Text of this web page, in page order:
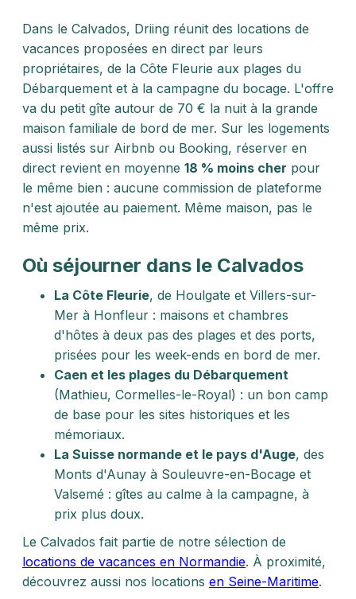
Dans le Calvados, Driing réunit des locations de
vacances proposées en direct par leurs
propriétaires, de la Côte Fleurie aux plages du
Débarquement et à la campagne du bocage. L'offre
va du petit gîte autour de 70 € la nuit à la grande
maison familiale de bord de mer. Sur les logements
aussi listés sur Airbnb ou Booking, réserver en
direct revient en moyenne 18 % moins cher pour
le même bien : aucune commission de plateforme
n'est ajoutée au paiement. Même maison, pas le
même prix.
Où séjourner dans le Calvados
La Côte Fleurie, de Houlgate et Villers-sur-
Mer à Honfleur : maisons et chambres
d'hôtes à deux pas des plages et des ports,
prisées pour les week-ends en bord de mer.
Caen et les plages du Débarquement
(Mathieu, Cormelles-le-Royal) : un bon camp
de base pour les sites historiques et les
mémoriaux.
La Suisse normande et le pays d'Auge, des
Monts d'Aunay à Souleuvre-en-Bocage et
Valsemé : gîtes au calme à la campagne, à
prix plus doux.
Le Calvados fait partie de notre sélection de
locations de vacances en Normandie. À proximité,
découvrez aussi nos locations en Seine-Maritime.